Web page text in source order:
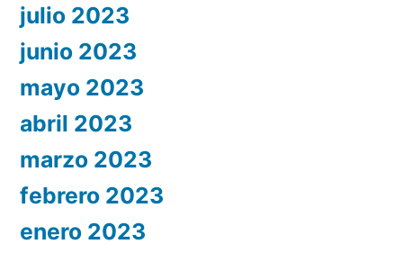
julio 2023
junio 2023
mayo 2023
abril 2023
marzo 2023
febrero 2023
enero 2023